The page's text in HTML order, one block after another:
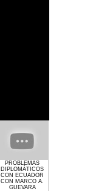
PROBLEMAS
DIPLOMÁTICOS
CON ECUADOR
CON MARCO A.
GUEVARA